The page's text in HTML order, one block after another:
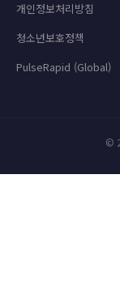
개인정보처리방침
청소년보호정책
PulseRapid (Global)
©